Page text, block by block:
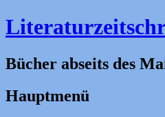
Bücher abseits des
Hauptmenü